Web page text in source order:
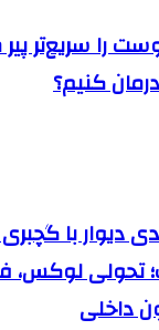
را سریع‌تر
کنیم؟
دیوار با
تحولی لوکس،
داخلی